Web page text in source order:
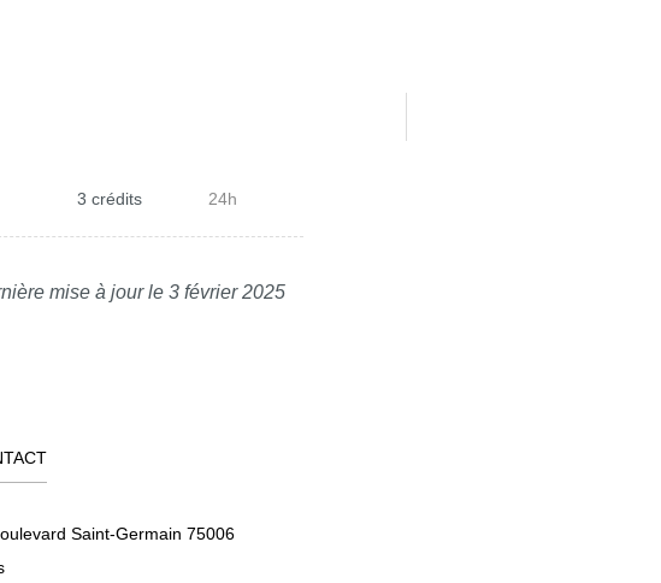
3 crédits 24h
mise à jour le 3 février 2025
Saint-Germain 75006